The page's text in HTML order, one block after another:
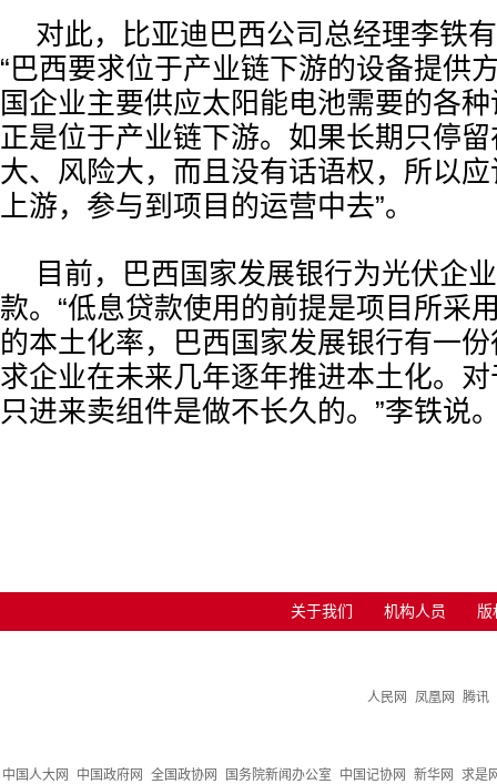
对此，比亚迪巴西公司总经理李铁
“巴西要求位于产业链下游的设备提供
国企业主要供应太阳能电池需要的各
正是位于产业链下游。如果长期只停
大、风险大，而且没有话语权，所以
上游，参与到项目的运营中去”。
目前，巴西国家发展银行为光伏企
款。“低息贷款使用的前提是项目所采
的本土化率，巴西国家发展银行有一
求企业在未来几年逐年推进本土化。
只进来卖组件是做不长久的。”李铁说
关于我们 机构人员 版
人民网 凤凰网 腾讯
中国人大网 中国政府网 全国政协网 国务院新闻办公室 中国记协网 新华网
求是